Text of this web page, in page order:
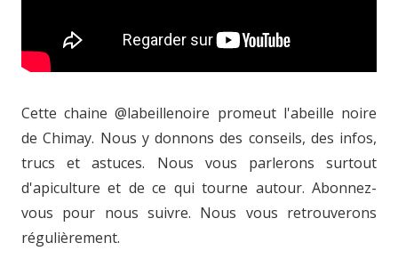
Cette chaine @labeillenoire promeut l'abeille noire
de Chimay. Nous y donnons des conseils, des infos,
trucs et astuces. Nous vous parlerons surtout
d'apiculture et de ce qui tourne autour. Abonnez-
vous pour nous suivre. Nous vous retrouverons
régulièrement.